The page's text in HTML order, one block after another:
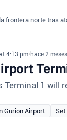
frontera norte tras
4:13 pm• hace 2 meses
Terminal 1 will
Gurion Airport Set